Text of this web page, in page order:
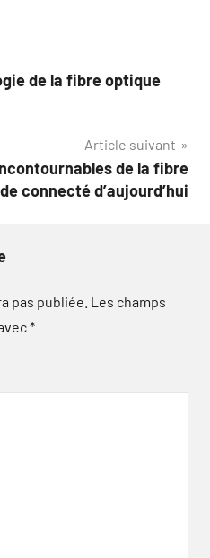
de la fibre optique
Article suivant
de la fibre
connecté d’aujourd’hui
pas publiée. Les champs
*